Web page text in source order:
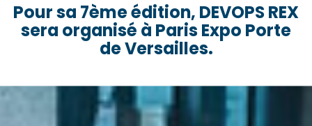
Pour sa 7ème édition, DEVOPS REX
sera organisé à Paris Expo Porte
de Versailles.